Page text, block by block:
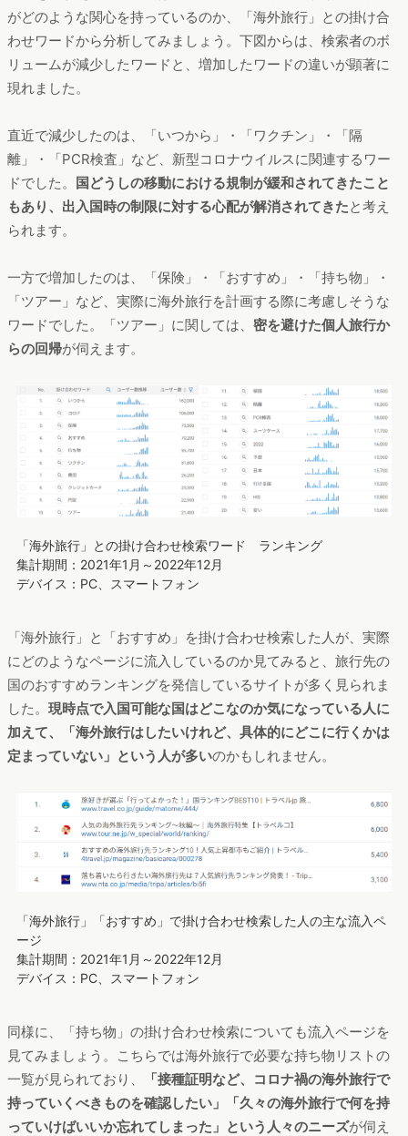
がどのような関心を持っているのか、「海外旅行」との掛け合
わせワードから分析してみましょう。下図からは、検索者のボ
リュームが減少したワードと、増加したワードの違いが顕著に
現れました。
直近で減少したのは、「いつから」・「ワクチン」・「隔
離」・「PCR検査」など、新型コロナウイルスに関連するワー
ドでした。 国どうしの移動における規制が緩和されてきたこと
もあり、出入国時の制限に対する心配が解消されてきたと考え
られます。
一方で増加したのは、「保険」・「おすすめ」・「持ち物」・
「ツアー」など、実際に海外旅行を計画する際に考慮しそうな
ワードでした。「ツアー」に関しては、 密を避けた個人旅行か
らの回帰が伺えます。
「海外旅行」との掛け合わせ検索ワード ランキング
集計期間：2021年1月～2022年12月
デバイス：PC、スマートフォン
「海外旅行」と「おすすめ」を掛け合わせ検索した人が、実際
にどのようなページに流入しているのか見てみると、旅行先の
国のおすすめランキングを発信しているサイトが多く見られま
した。 現時点で入国可能な国はどこなのか気になっている人に
加えて、「海外旅行はしたいけれど、具体的にどこに行くかは
定まっていない」という人が多いのかもしれません。
「海外旅行」「おすすめ」で掛け合わせ検索した人の主な流入ペ
ージ
集計期間：2021年1月～2022年12月
デバイス：PC、スマートフォン
同様に、「持ち物」の掛け合わせ検索についても流入ページを
見てみましょう。こちらでは海外旅行で必要な持ち物リストの
一覧が見られており、
「接種証明など、コロナ禍の海外旅行で
持っていくべきものを確認したい」「久々の海外旅行で何を持
っていけばいいか忘れてしまった」という人々のニーズが伺え